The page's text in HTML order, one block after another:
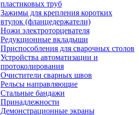
пластиковых труб
Зажимы для крепления коротких
втулок (фланцедержатели)
Ножи электроторцевателя
Редукционные вкладыши
Приспособления для сварочных столов
Устройства автоматизации и
протоколирования
Очистители сварных швов
Рельсы направляющие
Стальные бандажи
Принадлежности
Демонстрационные экраны